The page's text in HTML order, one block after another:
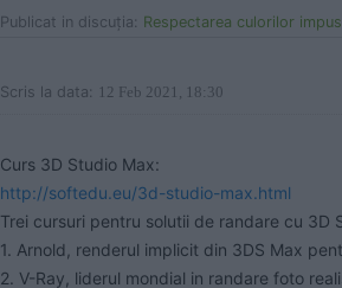
Publicat in discuţia: Respectarea culorilor
Scris la data: 12 Feb 2021, 18:30
http://softedu.eu/3d-studio-max.html
Trei cursuri pentru solutii de randare cu 3D
1. Arnold, renderul implicit din 3DS Max
2. V-Ray, liderul mondial in randare foto